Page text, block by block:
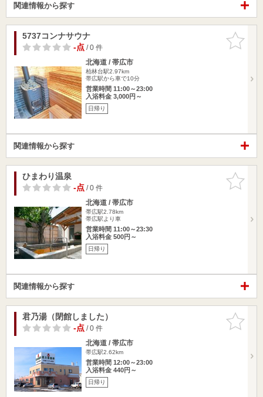
関連情報から探す
お気に入
りに追加
5737コンナサウナ
-点/ 0 件
北海道 / 帯広市
柏林台駅2.97km
帯広駅から車で10分
営業時間 11:00～23:00
入浴料金 3,000円～
日帰り
関連情報から探す
お気に入
りに追加
ひまわり温泉
-点/ 0 件
北海道 / 帯広市
帯広駅2.78km
帯広駅より車
営業時間 11:00～23:30
入浴料金 500円～
日帰り
関連情報から探す
お気に入
りに追加
君乃湯（閉館しました）
-点/ 0 件
北海道 / 帯広市
帯広駅2.62km
営業時間 12:00～23:00
入浴料金 440円～
日帰り